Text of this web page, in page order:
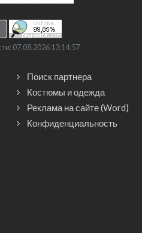
07.08.2026 13:14:57
Поиск партнера
Костюмы и одежда
Реклама на сайте (Word)
Конфиденциальность